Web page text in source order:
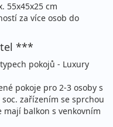
55x45x25 cm
za více osob do
***
pokojů - Luxury
pokoje pro 2-3 osoby s
zařízením se sprchou
mají balkon s venkovním